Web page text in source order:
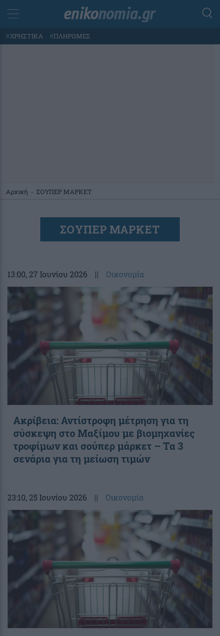
#ΧΡΗΣΤΙΚΑ #ΠΛΗΡΩΜΕΣ
Αρχική - ΣΟΥΠΕΡ ΜΑΡΚΕΤ
ΣΟΥΠΕΡ ΜΑΡΚΕΤ
13:00, 27 Ιουνίου 2026 || Οικονομία
Ακρίβεια: Αντίστροφη μέτρηση για τη
σύσκεψη στο Μαξίμου με βιομηχανίες
τροφίμων και σούπερ μάρκετ – Τα 3
σενάρια για τη μείωση τιμών
23:10, 25 Ιουνίου 2026 || Οικονομία